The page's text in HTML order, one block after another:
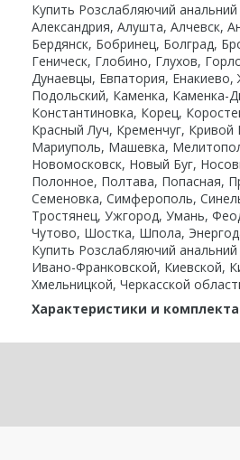
Купить Розслабляючий
Александрия, Алушта, Алчевск,
Бердянск, Бобринец, Болград,
Геническ, Глобино, Глухов,
Дунаевцы, Евпатория,
Подольский, Каменка, Каменка-
Константиновка, Корец,
Красный Луч, Кременчуг,
Мариуполь, Машевка,
Новомосковск, Новый Буг,
Полонное, Полтава, Попасная,
Семеновка, Симферополь,
Тростянец, Ужгород, Умань,
Чутово, Шостка, Шпола,
Купить Розслабляючий
Ивано-Франковской, Киевской,
Хмельницкой, Черкасской
Характеристики и